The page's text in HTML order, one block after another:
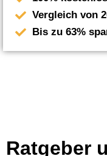
Vergleich von
Bis zu 63%
Ratgeber